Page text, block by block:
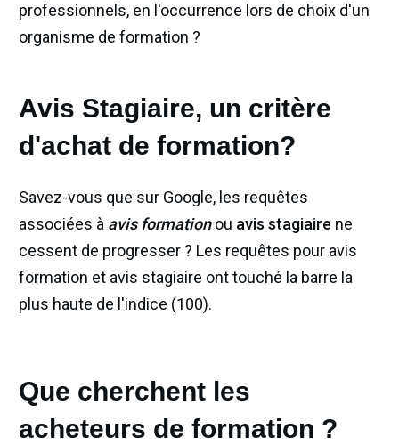
professionnels, en l'occurrence lors de choix d'un
organisme de formation ?
Avis Stagiaire, un critère
d'achat de formation?
Savez-vous que sur Google, les requêtes
associées à avis formationou avis stagiaire ne
cessent de progresser ? Les requêtes pour avis
formation et avis stagiaire ont touché la barre la
plus haute de l'indice (100).
Que cherchent les
acheteurs de formation ?